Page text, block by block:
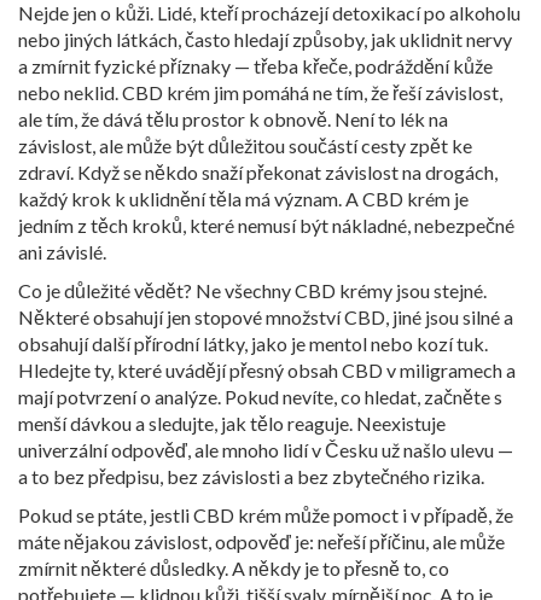
Nejde jen o kůži. Lidé, kteří procházejí detoxikací po alkoholu
nebo jiných látkách, často hledají způsoby, jak uklidnit nervy
a zmírnit fyzické příznaky — třeba křeče, podráždění kůže
nebo neklid. CBD krém jim pomáhá ne tím, že řeší závislost,
ale tím, že dává tělu prostor k obnově. Není to lék na
závislost, ale může být důležitou součástí cesty zpět ke
zdraví. Když se někdo snaží překonat závislost na drogách,
každý krok k uklidnění těla má význam. A CBD krém je
jedním z těch kroků, které nemusí být nákladné, nebezpečné
ani závislé.
Co je důležité vědět? Ne všechny CBD krémy jsou stejné.
Některé obsahují jen stopové množství CBD, jiné jsou silné a
obsahují další přírodní látky, jako je mentol nebo kozí tuk.
Hledejte ty, které uvádějí přesný obsah CBD v miligramech a
mají potvrzení o analýze. Pokud nevíte, co hledat, začněte s
menší dávkou a sledujte, jak tělo reaguje. Neexistuje
univerzální odpověď, ale mnoho lidí v Česku už našlo ulevu —
a to bez předpisu, bez závislosti a bez zbytečného rizika.
Pokud se ptáte, jestli CBD krém může pomoct i v případě, že
máte nějakou závislost, odpověď je: neřeší příčinu, ale může
zmírnit některé důsledky. A někdy je to přesně to, co
potřebujete — klidnou kůži, tišší svaly, mírnější noc. A to je